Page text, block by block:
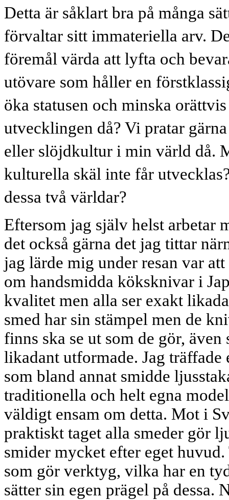
Detta är såklart bra på många
förvaltar sitt immateriella arv.
föremål värda att lyfta och
utövare som håller en
öka statusen och minska
utvecklingen då? Vi pratar
eller slöjdkultur i min värld då.
kulturella skäl inte får
dessa två världar?
Eftersom jag själv helst arbetar
det också gärna det jag tittar
jag lärde mig under resan var
om handsmidda köksknivar i
kvalitet men alla ser exakt
smed har sin stämpel men de
finns ska se ut som de gör, även
likadant utformade. Jag träffade
som bland annat smidde
traditionella och helt egna
väldigt ensam om detta. Mot i
praktiskt taget alla smeder gör
smider mycket efter eget
som gör verktyg, vilka har en
sätter sin egen prägel på dessa.